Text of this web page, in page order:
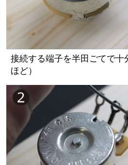
接続する端子を半田ごてで十
ほど）